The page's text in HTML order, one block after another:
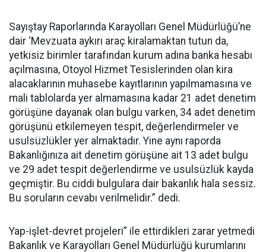
Sayıştay Raporlarında Karayolları Genel Müdürlüğü’ne
dair ‘Mevzuata aykırı araç kiralamaktan tutun da,
yetkisiz birimler tarafından kurum adına banka hesabı
açılmasına, Otoyol Hizmet Tesislerinden olan kira
alacaklarının muhasebe kayıtlarının yapılmamasına ve
mali tablolarda yer almamasına kadar 21 adet denetim
görüşüne dayanak olan bulgu varken, 34 adet denetim
görüşünü etkilemeyen tespit, değerlendirmeler ve
usulsüzlükler yer almaktadır. Yine aynı raporda
Bakanlığınıza ait denetim görüşüne ait 13 adet bulgu
ve 29 adet tespit değerlendirme ve usulsüzlük kayda
geçmiştir. Bu ciddi bulgulara dair bakanlık hala sessiz.
Bu soruların cevabı verilmelidir.” dedi.
Yap-işlet-devret projeleri” ile ettirdikleri zarar yetmedi
Bakanlık ve Karayolları Genel Müdürlüğü kurumlarını